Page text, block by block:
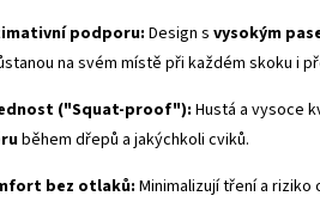
podporu: Design s vysokým
na svém místě při každém skoku i
("Squat-proof"): Hustá a vysoce
během dřepů a jakýchkoli cviků.
bez otlaků:Minimalizují tření a